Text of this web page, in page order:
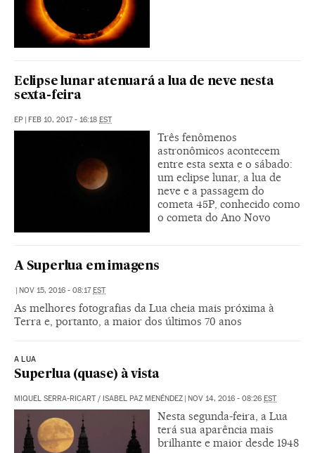
Eclipse lunar atenuará a lua de neve nesta
sexta-feira
EP | FEB 10, 2017 - 16:18 EST
Três fenômenos
astronômicos acontecem
entre esta sexta e o sábado:
um eclipse lunar, a lua de
neve e a passagem do
cometa 45P, conhecido como
o cometa do Ano Novo
A Superlua em imagens
| NOV 15, 2016 - 08:17EST
As melhores fotografias da Lua cheia mais próxima à
Terra e, portanto, a maior dos últimos 70 anos
A LUA
Superlua (quase) à vista
MIQUEL SERRA-RICART / ISABEL PAZ MENÉNDEZ | NOV 14, 2016 - 08:26 EST
Nesta segunda-feira, a Lua
terá sua aparência mais
brilhante e maior desde 1948